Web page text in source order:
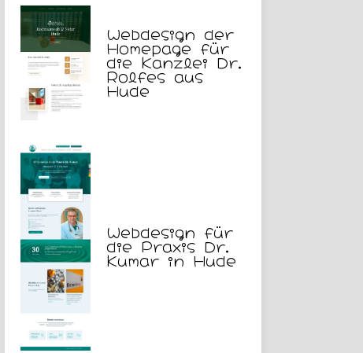
Webdesign der
Homepage für
die Kanzlei Dr.
Rolfes aus
Hude
Webdesign für
die Praxis Dr.
Kumar in Hude